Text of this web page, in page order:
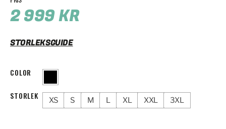
2 999KR
STORLEKSGUIDE
COLOR
STORLEK XS S M L XL XXL 3XL